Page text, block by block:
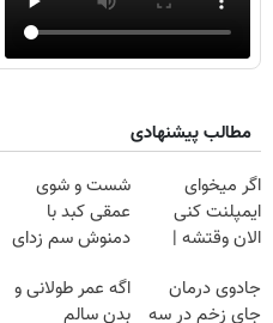
مطالب پیشنهادی
اگر میخوای
ایمپلنت کنی
الان وقتشه |
میلیون تومان!!!
شست و شوی
عمقی کبد با
دمنوش سم زدای
جادوی درمان
جای زخم در سه
اگه عمر طولانی و
بدن سالم